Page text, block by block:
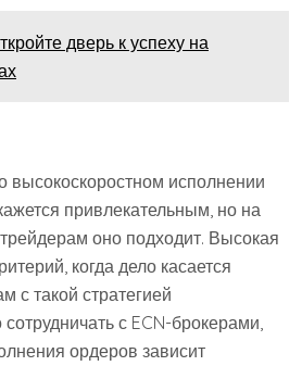
дверь к успеху на
высокоскоростном исполнении
привлекательным, но на
оно подходит. Высокая
когда дело касается
с такой стратегией
с ECN-брокерами,
ордеров зависит